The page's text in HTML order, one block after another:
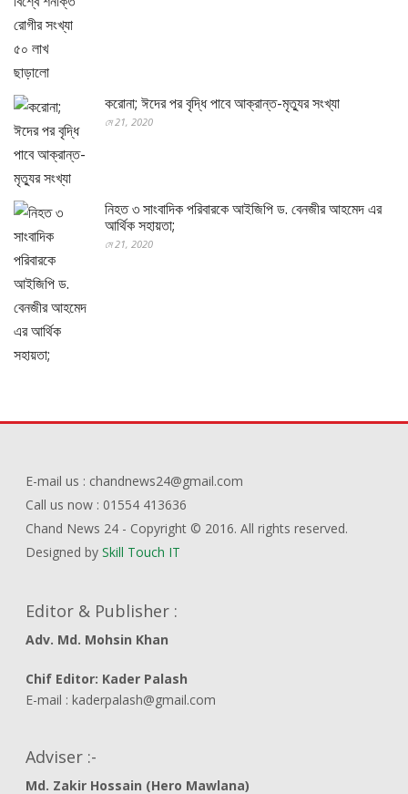
করোনা; ঈদের পর বৃদ্ধি পাবে আক্রান্ত-মৃত্যুর সংখ্যা
মে 21, 2020
নিহত ৩ সাংবাদিক পরিবারকে আইজিপি ড. বেনজীর আহমেদ এর
আর্থিক সহায়তা;
মে 21, 2020
E-mail us : chandnews24@gmail.com
Call us now : 01554 413636
Chand News 24 - Copyright © 2016. All rights reserved.
Designed bySkill Touch IT
Editor & Publisher :
Adv. Md. Mohsin Khan
Chif Editor: Kader Palash
E-mail : kaderpalash@gmail.com
Adviser :-
Md. Zakir Hossain (Hero Mawlana)